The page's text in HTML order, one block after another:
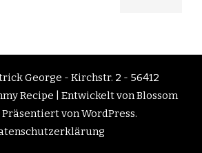
George - Kirchstr. 2 - 56412
Recipe | Entwickelt vonBlossom
Präsentiert vonWordPress.